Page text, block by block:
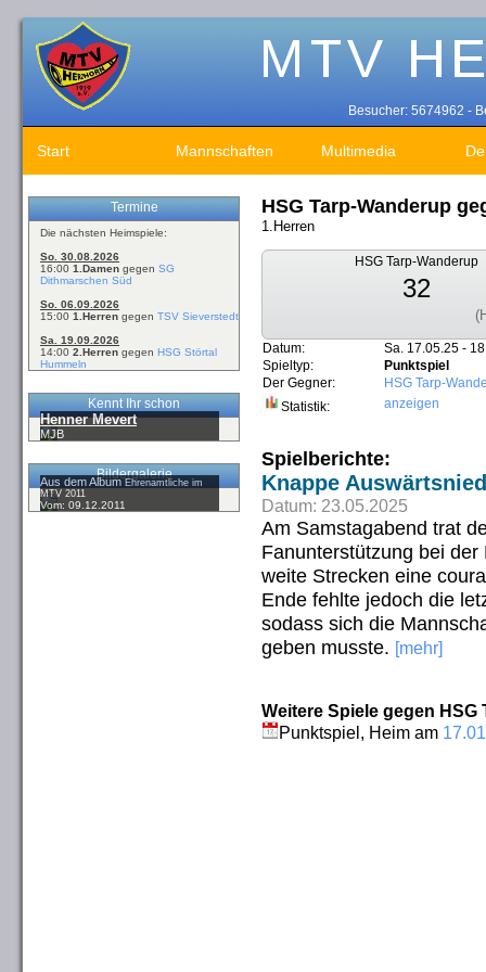
Besucher: 5674962 -
Start Mannschaften Multimedia
Termine
Die nächsten Heimspiele:
So. 30.08.2026
16:00 1.Damen gegen SG
Dithmarschen Süd
So. 06.09.2026
15:00 1.Herren gegen TSV Sieverstedt
Sa. 19.09.2026
14:00 2.Herren gegen HSG Störtal
Hummeln
Kennt Ihr schon
Henner Mevert
MJB
Bildergalerie
Aus dem AlbumEhrenamtliche im
MTV 2011
Vom: 09.12.2011
HSG Tarp-Wanderup
1.Herren
HSG Tarp-Wanderup
32
Datum:
Sa. 17.05.25 -
Spieltyp:
Punktspiel
Der Gegner:
HSG Tarp-
Statistik:
anzeigen
Spielberichte:
Knappe
Datum: 23.05.2025
Am Samstagabend trat
Fanunterstützung bei
weite Strecken eine
Ende fehlte jedoch die
sodass sich die
geben musste. [mehr]
Weitere Spiele gegen
Punktspiel, Heim am